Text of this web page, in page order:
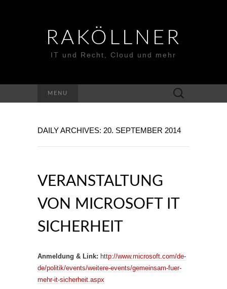
RAKÖLLNER
IT und Recht, Cloud und mehr
MENU
Suchen
nach:
DAILY ARCHIVES: 20. SEPTEMBER 2014
VERANSTALTUNG
VON MICROSOFT IT
SICHERHEIT
Anmeldung & Link: http://www.microsoft.com/de-
de/politik/events/weitere-events/gemeinsam-fuer-
mehr-it-sicherheit.aspx